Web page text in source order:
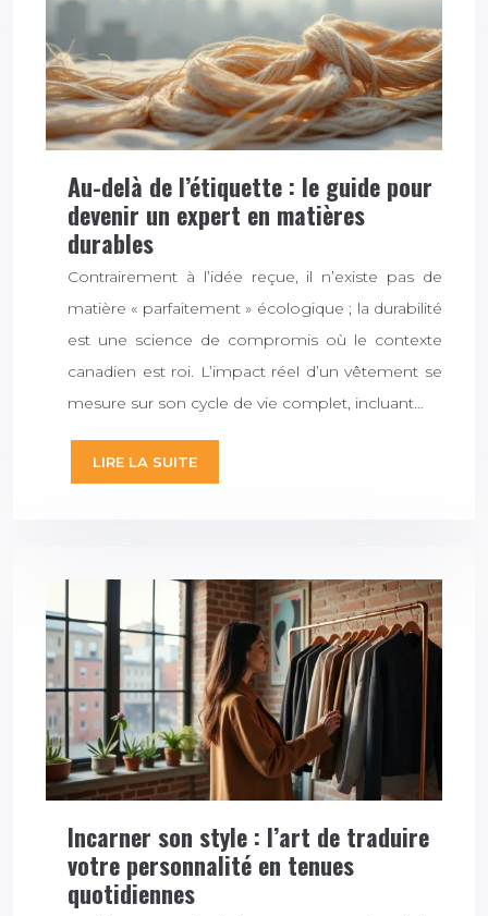
Au-delà de l’étiquette : le guide pour
devenir un expert en matières
durables
Contrairement à l’idée reçue, il n’existe pas de
matière « parfaitement » écologique ; la durabilité
est une science de compromis où le contexte
canadien est roi. L’impact réel d’un vêtement se
mesure sur son cycle de vie complet, incluant…
LIRE LA SUITE
Incarner son style : l’art de traduire
votre personnalité en tenues
quotidiennes